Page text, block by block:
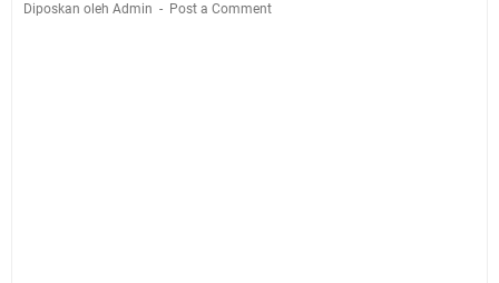
Diposkan oleh Admin Post a Comment